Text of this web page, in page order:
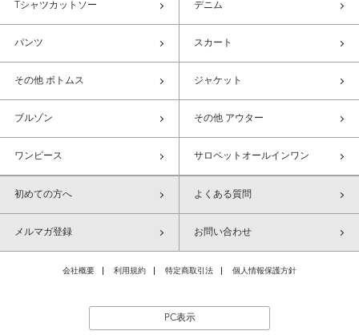
Tシャツカットソー デニム
パンツ スカート
その他 ボトムス ジャケット
ブルゾン その他 アウター
ワンピース サロペットオールインワン
初めての方へ よくある質問
メルマガ登録 お問い合わせ
会社概要 利用規約 特定商取引法 個人情報保護方針
PC表示